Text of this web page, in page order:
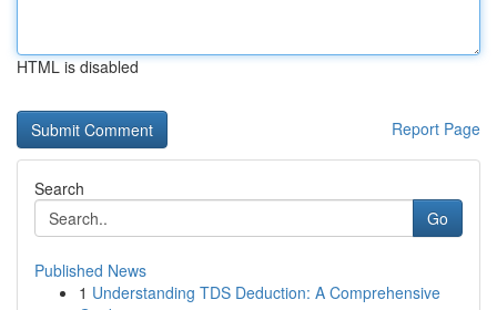
HTML is disabled
Report Page
Search
Go
Published News
1 Understanding TDS Deduction: A Comprehensive